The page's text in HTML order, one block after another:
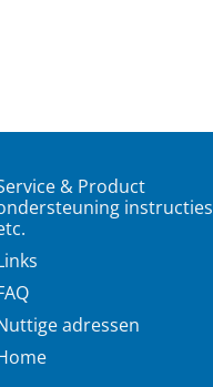
& Product
instructies
adressen